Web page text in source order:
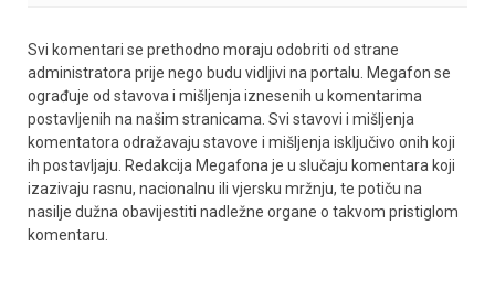
Svi komentari se prethodno moraju odobriti od strane
administratora prije nego budu vidljivi na portalu. Megafon se
ograđuje od stavova i mišljenja iznesenih u komentarima
postavljenih na našim stranicama. Svi stavovi i mišljenja
komentatora odražavaju stavove i mišljenja isključivo onih koji
ih postavljaju. Redakcija Megafona je u slučaju komentara koji
izazivaju rasnu, nacionalnu ili vjersku mržnju, te potiču na
nasilje dužna obavijestiti nadležne organe o takvom pristiglom
komentaru.